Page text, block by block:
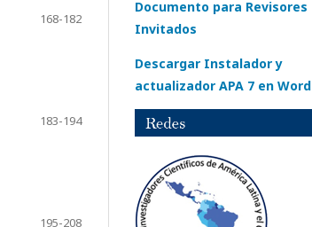
168-182
183-194
195-208
Documento para Revisores
Invitados
Descargar Instalador y
actualizador APA 7 en Word